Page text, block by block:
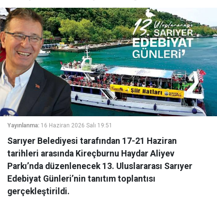
Yayınlanma: 16 Haziran 2026 Salı 19:51
Sarıyer Belediyesi tarafından 17-21 Haziran
tarihleri arasında Kireçburnu Haydar Aliyev
Parkı’nda düzenlenecek 13. Uluslararası Sarıyer
Edebiyat Günleri’nin tanıtım toplantısı
gerçekleştirildi.